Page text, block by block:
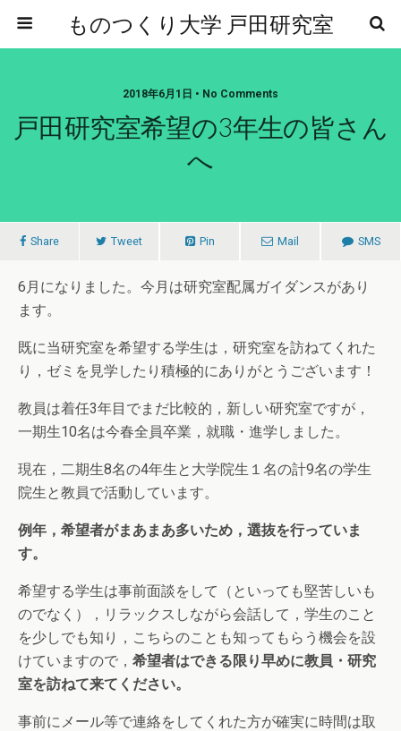
ものつくり大学 戸田研究室
2018年6月1日 • No Comments
戸田研究室希望の3年生の皆さん
へ
Share Tweet Pin Mail SMS
6月になりました。今月は研究室配属ガイダンスがあり
ます。
既に当研究室を希望する学生は，研究室を訪ねてくれた
り，ゼミを見学したり積極的にありがとうございます！
教員は着任3年目でまだ比較的，新しい研究室ですが，
一期生10名は今春全員卒業，就職・進学しました。
現在，二期生8名の4年生と大学院生１名の計9名の学生
院生と教員で活動しています。
例年，希望者がまあまあ多いため，選抜を行っていま
す。
希望する学生は事前面談をして（といっても堅苦しいも
のでなく），リラックスしながら会話して，学生のこと
を少しでも知り，こちらのことも知ってもらう機会を設
けていますので， 希望者はできる限り早めに教員・研究
室を訪ねて来てください。
事前にメール等で連絡をしてくれた方が確実に時間は取